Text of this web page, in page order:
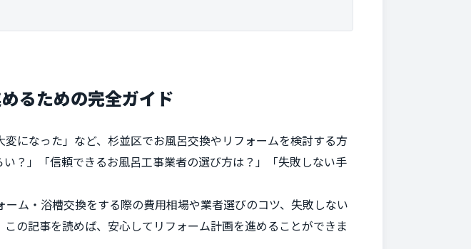
るための完全ガイド
になった」など、杉並区でお風呂交換やリフォームを検討する方
？」「信頼できるお風呂工事業者の選び方は？」「失敗しない手
ム・浴槽交換をする際の費用相場や業者選びのコツ、失敗しない
の記事を読めば、安心してリフォーム計画を進めることができま